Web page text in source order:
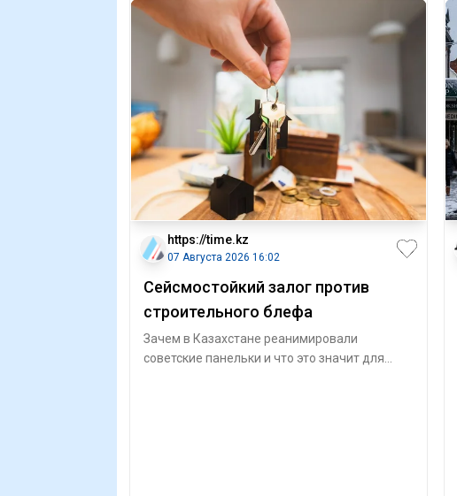
https://time.kz
07 Августа 2026 16:02
Сейсмостойкий залог против
строительного блефа
Зачем в Казахстане реанимировали
советские панельки и что это значит для